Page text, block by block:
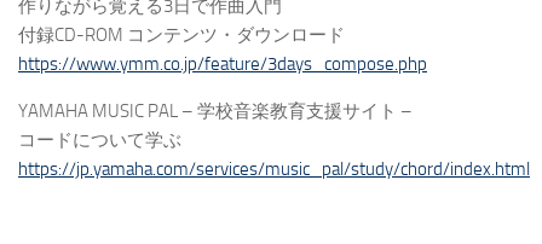
作りながら覚える3日で作曲入門
付録CD-ROM コンテンツ・ダウンロード
https://www.ymm.co.jp/feature/3days_compose.php
YAMAHA MUSIC PAL – 学校音楽教育支援サイト –
コードについて学ぶ
https://jp.yamaha.com/services/music_pal/study/chord/index.html